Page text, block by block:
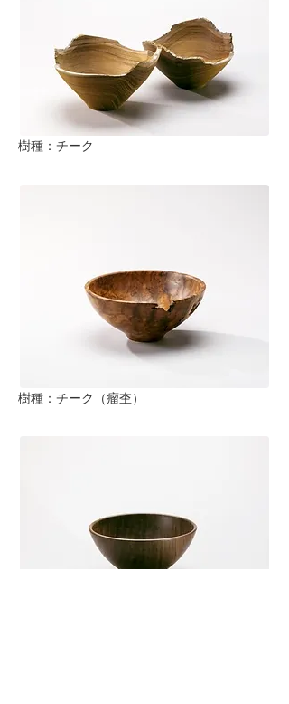
樹種：チーク
樹種：チーク（瘤杢）